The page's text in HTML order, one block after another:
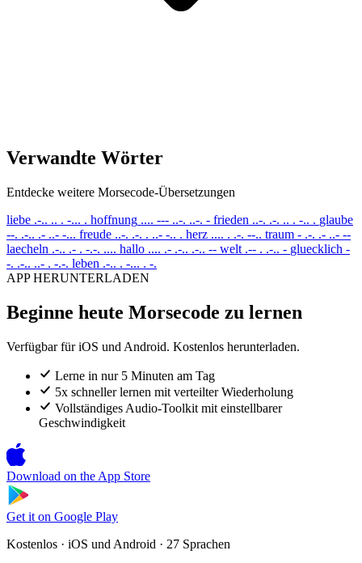
Verwandte Wörter
Entdecke weitere Morsecode-Übersetzungen
liebe .-.. .. . -... . hoffnung .... --- ..-. ..-. - frieden ..-. .-. .. . -.. . glaube
--. .-.. .- ..- -... freude ..-. .-. . ..- -.. . herz .... . .-. --.. traum - .-. .- ..- --
laecheln .-.. .- . -.-. .... hallo .... .- .-.. .-.. -- welt .-- . .-.. - gluecklich -
-. .-.. ..- . -.-. leben .-.. . -... . -.
APP HERUNTERLADEN
Beginne heute Morsecode zu lernen
Verfügbar für iOS und Android. Kostenlos herunterladen.
Lerne in nur 5 Minuten am Tag
5x schneller lernen mit verteilter Wiederholung
Vollständiges Audio-Toolkit mit einstellbarer
Geschwindigkeit
Download on the App Store
Get it on Google Play
Kostenlos · iOS und Android · 27 Sprachen